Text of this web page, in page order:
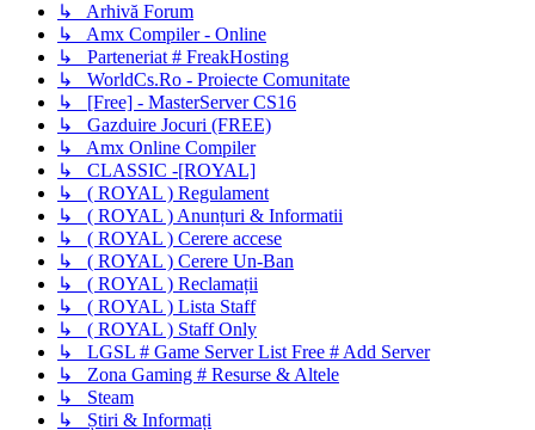
↳ Arhivă Forum
↳ Amx Compiler - Online
↳ Parteneriat # FreakHosting
↳ WorldCs.Ro - Proiecte Comunitate
↳ [Free] - MasterServer CS16
↳ Gazduire Jocuri (FREE)
↳ Amx Online Compiler
↳ CLASSIC -[ROYAL]
↳ ( ROYAL ) Regulament
↳ ( ROYAL ) Anunțuri & Informatii
↳ ( ROYAL ) Cerere accese
↳ ( ROYAL ) Cerere Un-Ban
↳ ( ROYAL ) Reclamații
↳ ( ROYAL ) Lista Staff
↳ ( ROYAL ) Staff Only
↳ LGSL # Game Server List Free # Add Server
↳ Zona Gaming # Resurse & Altele
↳ Steam
↳ Știri & Informați